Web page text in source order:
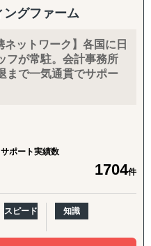
ています。
）
ム・マレーシア・カンボ
・シンガポール・台湾・
サウジアラビア・イン
ランス・ドイツ
否や得意・不得意な分野
ングファーム
ネットワーク】各国に日
フが常駐。会計事務所
まで一気通貫でサポー
サポート実績数
1704件
スピード 知識